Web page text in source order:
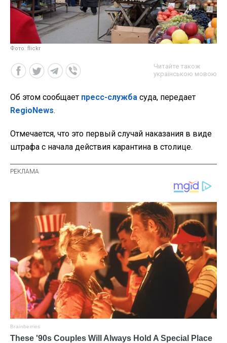
Фото: flickr
Читайте також
українською мовою
Об этом сообщает пресс-служба суда, передает
RegioNews.
Отмечается, что это первый случай наказания в виде
штрафа с начала действия карантина в столице.